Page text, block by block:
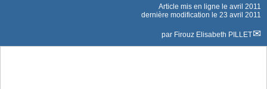
Article mis en ligne le avril 2011
dernière modification le 23 avril 2011
par Firouz Elisabeth PILLET